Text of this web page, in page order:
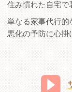
住み慣れた自宅で
単なる家事代行的
悪化の予防に心掛